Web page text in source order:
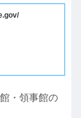
・領事館の